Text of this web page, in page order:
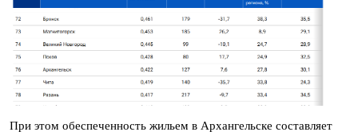
При этом обеспеченность жильем в Архангельске составляет